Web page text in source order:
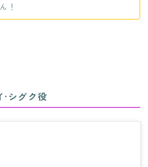
！
シグク役